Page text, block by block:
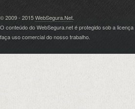
© 2009 - 2015WebSegura.Net.
O conteúdo do WebSegura.net é protegido sob a
faça uso comercial do nosso trabalho.